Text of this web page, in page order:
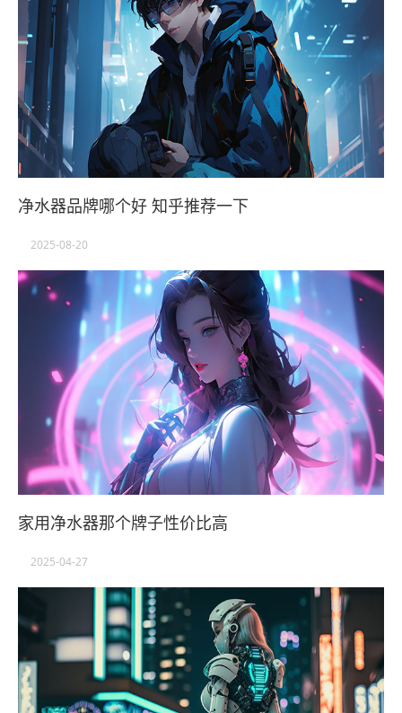
净水器品牌哪个好 知乎推荐一下
2025-08-20
家用净水器那个牌子性价比高
2025-04-27